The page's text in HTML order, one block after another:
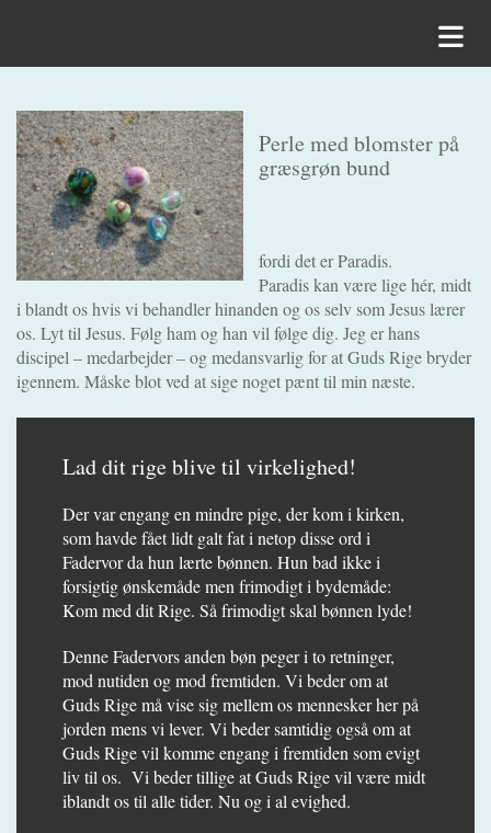
Perle med blomster på
græsgrøn bund
fordi det er Paradis.
Paradis kan være lige hér, midt
i blandt os hvis vi behandler hinanden og os selv som Jesus lærer
os. Lyt til Jesus. Følg ham og han vil følge dig. Jeg er hans
discipel – medarbejder – og medansvarlig for at Guds Rige bryder
igennem. Måske blot ved at sige noget pænt til min næste.
Lad dit rige blive til virkelighed!
Der var engang en mindre pige, der kom i kirken,
som havde fået lidt galt fat i netop disse ord i
Fadervor da hun lærte bønnen. Hun bad ikke i
forsigtig ønskemåde men frimodigt i bydemåde:
Kom med dit Rige. Så frimodigt skal bønnen lyde!
Denne Fadervors anden bøn peger i to retninger,
mod nutiden og mod fremtiden. Vi beder om at
Guds Rige må vise sig mellem os mennesker her på
jorden mens vi lever. Vi beder samtidig også om at
Guds Rige vil komme engang i fremtiden som evigt
liv til os. Vi beder tillige at Guds Rige vil være midt
iblandt os til alle tider. Nu og i al evighed.